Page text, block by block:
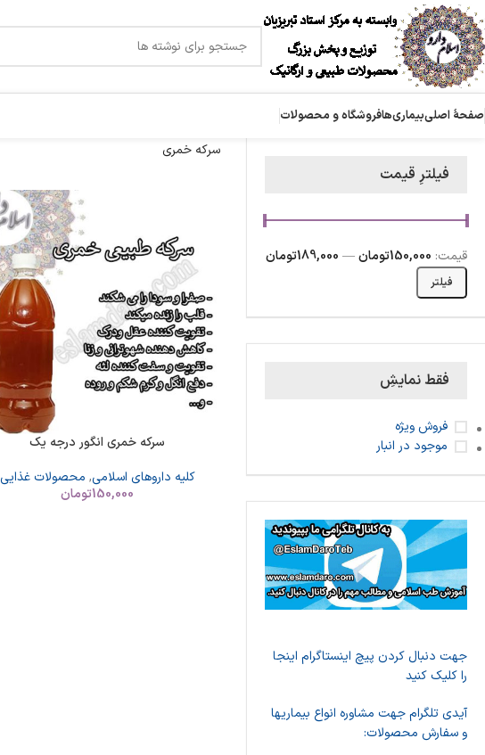
صفحۀ اصلیبیماری‌هافروشگاه و محصولات
فیلترِ قیمت
فیلتر
قیمت: 150,000تومان — 189,000تومان
فقط نمایشِ
فروش ویژه
موجود در انبار
جهت دنبال کردن پیچ اینستاگرام اینجا
را کلیک کنید
آیدی تلگرام جهت مشاوره انواع بیماریها
و سفارش محصولات:
سرکه خمری
سرکه خمری انگور درجه یک
کلیه داروهای اسلامی, محصولات غذایی
150,000تومان